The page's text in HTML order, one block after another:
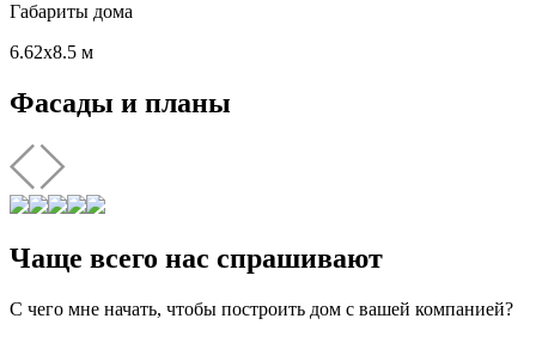
Габариты дома
6.62х8.5 м
Фасады и планы
Чаще всего нас спрашивают
С чего мне начать, чтобы построить дом с вашей компанией?